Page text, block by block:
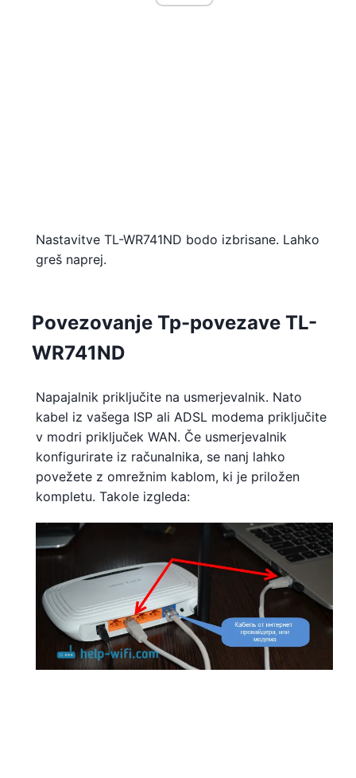
Nastavitve TL-WR741ND bodo izbrisane. Lahko
greš naprej.
Povezovanje Tp-povezave TL-
WR741ND
Napajalnik priključite na usmerjevalnik. Nato
kabel iz vašega ISP ali ADSL modema priključite
v modri priključek WAN. Če usmerjevalnik
konfigurirate iz računalnika, se nanj lahko
povežete z omrežnim kablom, ki je priložen
kompletu. Takole izgleda: